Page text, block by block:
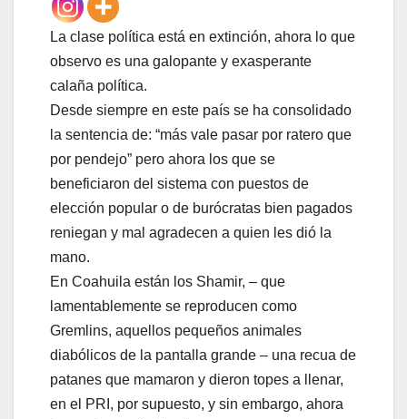
La clase política está en extinción, ahora lo que
observo es una galopante y exasperante
calaña política.
Desde siempre en este país se ha consolidado
la sentencia de: “más vale pasar por ratero que
por pendejo” pero ahora los que se
beneficiaron del sistema con puestos de
elección popular o de burócratas bien pagados
reniegan y mal agradecen a quien les dió la
mano.
En Coahuila están los Shamir, – que
lamentablemente se reproducen como
Gremlins, aquellos pequeños animales
diabólicos de la pantalla grande – una recua de
patanes que mamaron y dieron topes a llenar,
en el PRI, por supuesto, y sin embargo, ahora